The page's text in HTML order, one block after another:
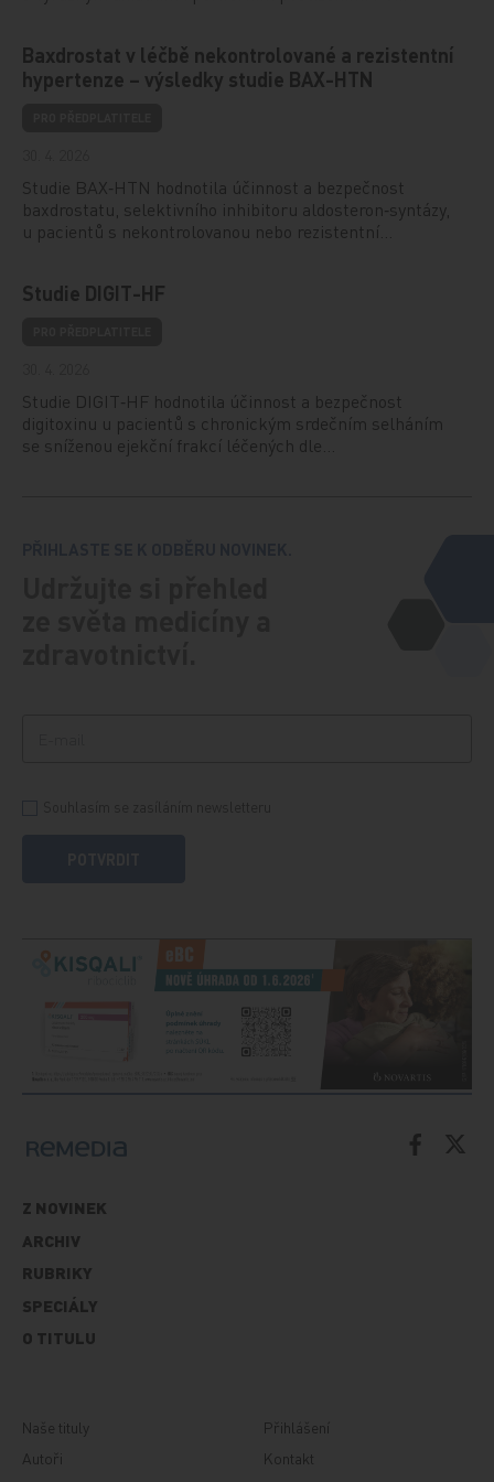
Baxdrostat v léčbě nekontrolované a rezistentní
hypertenze – výsledky studie BAX-HTN
Studie BAX‑HTN hodnotila účinnost a bezpečnost
baxdrostatu, selektivního inhibitoru aldosteron‑syntázy,
u pacientů s nekontrolovanou nebo rezistentní…
Studie DIGIT-HF
Studie DIGIT‑HF hodnotila účinnost a bezpečnost
digitoxinu u pacientů s chronickým srdečním selháním
se sníženou ejekční frakcí léčených dle…
Z NOVINEK
ARCHIV
RUBRIKY
SPECIÁLY
O TITULU
Naše tituly
Autoři
Přihlášení
Kontakt